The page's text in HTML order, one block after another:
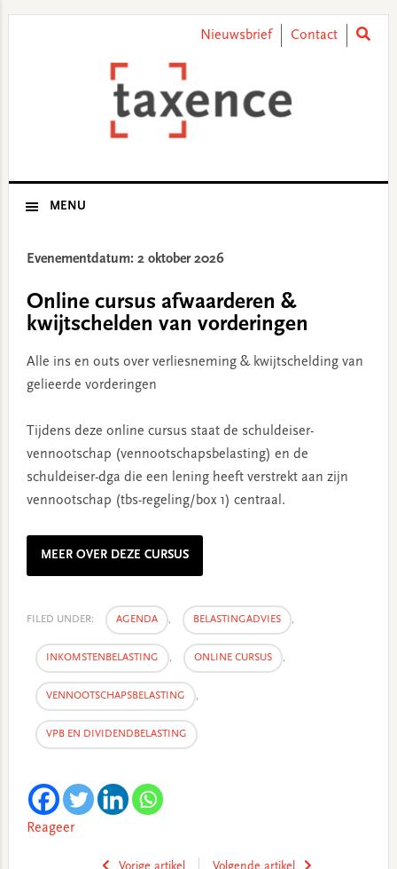
Nieuwsbrief Contact
MENU
Evenementdatum: 2 oktober 2026
Online cursus afwaarderen &
kwijtschelden van vorderingen
Alle ins en outs over verliesneming & kwijtschelding van
gelieerde vorderingen
Tijdens deze online cursus staat de schuldeiser-
vennootschap (vennootschapsbelasting) en de
schuldeiser-dga die een lening heeft verstrekt aan zijn
vennootschap (tbs-regeling/box 1) centraal.
MEER OVER DEZE CURSUS
FILED UNDER: AGENDA , BELASTINGADVIES ,
INKOMSTENBELASTING , ONLINE CURSUS ,
VENNOOTSCHAPSBELASTING ,
VPB EN DIVIDENDBELASTING
Reageer